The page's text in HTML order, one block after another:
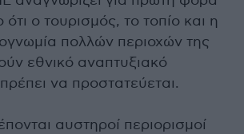
ο τουρισμός, το τοπίο και η
πολλών περιοχών της
εθνικό αναπτυξιακό
να προστατεύεται.
αυστηροί περιορισμοί